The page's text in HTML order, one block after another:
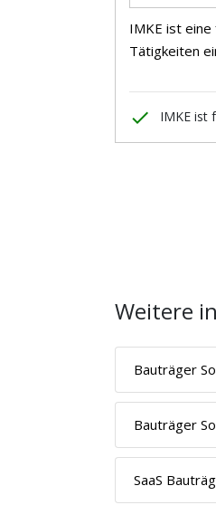
IMKE ist
Tätigkeiten
done IMKE ist
Weitere
Bauträger
Bauträger
SaaS